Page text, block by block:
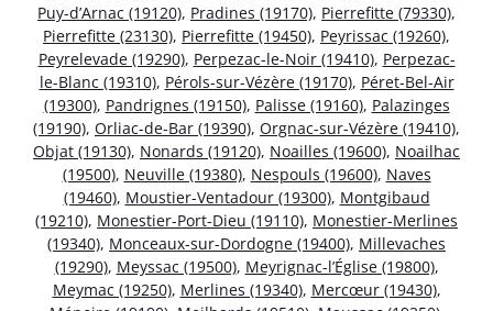
Puy-d’Arnac (19120), Pradines (19170), Pierrefitte (79330),
Pierrefitte (23130), Pierrefitte (19450), Peyrissac (19260),
Peyrelevade (19290), Perpezac-le-Noir (19410), Perpezac-
le-Blanc (19310), Pérols-sur-Vézère (19170), Péret-Bel-Air
(19300), Pandrignes (19150), Palisse (19160), Palazinges
(19190), Orliac-de-Bar (19390), Orgnac-sur-Vézère (19410),
Objat (19130), Nonards (19120), Noailles (19600), Noailhac
(19500), Neuville (19380), Nespouls (19600), Naves
(19460), Moustier-Ventadour (19300), Montgibaud
(19210), Monestier-Port-Dieu (19110), Monestier-Merlines
(19340), Monceaux-sur-Dordogne (19400), Millevaches
(19290), Meyssac (19500), Meyrignac-l’Église (19800),
Meymac (19250), Merlines (19340), Mercœur (19430),